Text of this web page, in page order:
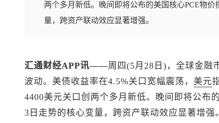
两个多月新低。晚间即将公布的美国核心PCE物
量，跨资产联动效应显著增强。
汇通财经APP讯——周四(5月28日)，全球金融
波动。美债收益率在4.5%关口宽幅震荡， 美元
4400美元关口创两个多月新低。晚间即将公布
3日走势的核心变量，跨资产联动效应显著增强